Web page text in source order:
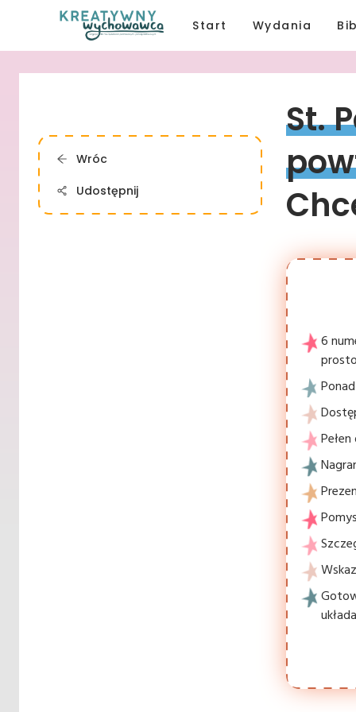
Start Wydania
Wróc
Udostępnij
St.
6